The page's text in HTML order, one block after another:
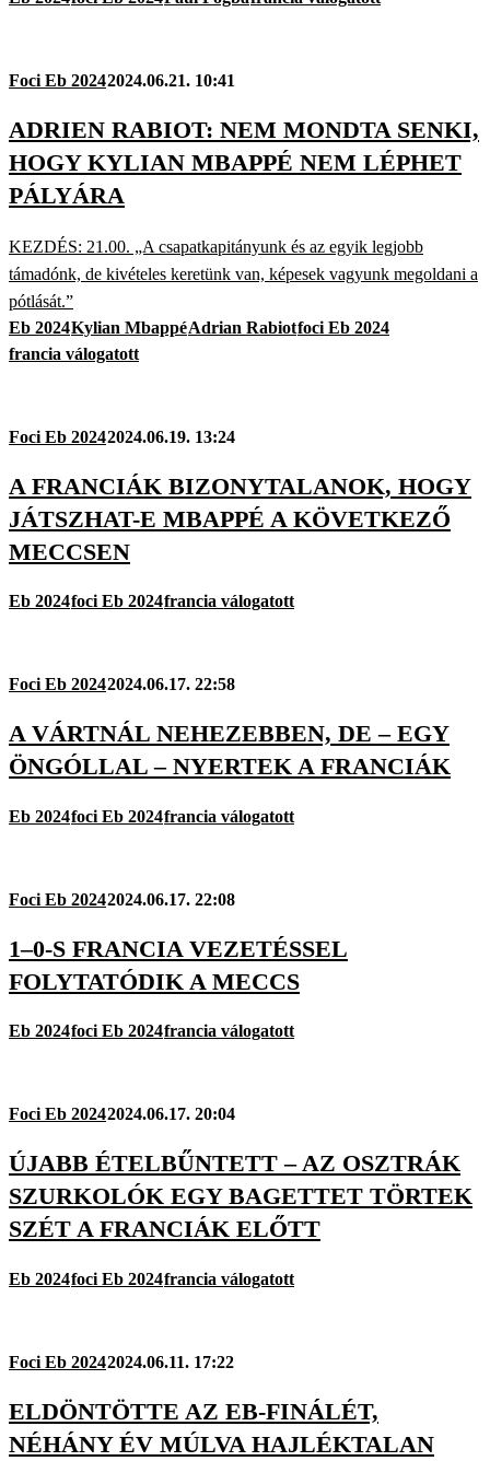
Foci Eb 20242024.06.21. 10:41
ADRIEN RABIOT: NEM MONDTA SENKI,
HOGY KYLIAN MBAPPÉ NEM LÉPHET
PÁLYÁRA
KEZDÉS: 21.00. „A csapatkapitányunk és az egyik legjobb
támadónk, de kivételes keretünk van, képesek vagyunk megoldani a
pótlását.”
Eb 2024Kylian MbappéAdrian Rabiotfoci Eb 2024
francia válogatott
Foci Eb 20242024.06.19. 13:24
A FRANCIÁK BIZONYTALANOK, HOGY
JÁTSZHAT-E MBAPPÉ A KÖVETKEZŐ
MECCSEN
Eb 2024foci Eb 2024francia válogatott
Foci Eb 20242024.06.17. 22:58
A VÁRTNÁL NEHEZEBBEN, DE – EGY
ÖNGÓLLAL – NYERTEK A FRANCIÁK
Eb 2024foci Eb 2024francia válogatott
Foci Eb 20242024.06.17. 22:08
1–0-S FRANCIA VEZETÉSSEL
FOLYTATÓDIK A MECCS
Eb 2024foci Eb 2024francia válogatott
Foci Eb 20242024.06.17. 20:04
ÚJABB ÉTELBŰNTETT – AZ OSZTRÁK
SZURKOLÓK EGY BAGETTET TÖRTEK
SZÉT A FRANCIÁK ELŐTT
Eb 2024foci Eb 2024francia válogatott
Foci Eb 20242024.06.11. 17:22
ELDÖNTÖTTE AZ EB-FINÁLÉT,
NÉHÁNY ÉV MÚLVA HAJLÉKTALAN